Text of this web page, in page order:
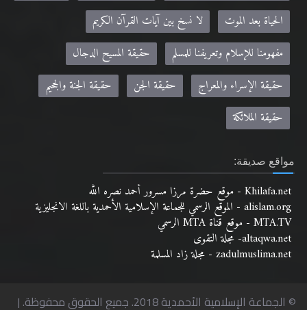
الحياة بعد الموت
لا نسخ بين آيات القرآن الكريم
مفهومنا للإسلام وتعريفنا للمسلم
حقيقة المسيح الدجال
حقيقة الإسراء والمعراج
حقيقة الجن
حقيقة الجنة والجحيم
حقيقة الملائكة
مواقع صديقة:
Khilafa.net - موقع حضرة مرزا مسرور أحمد نصره الله
alislam.org - الموقع الرسمي للجماعة الإسلامية الأحمدية باللغة الانجليزية
MTA.TV - موقع قناة MTA الرسمي
altaqwa.net- مجلة التقوى
zadulmuslima.net - مجلة زاد المسلمة
© الجماعة الإسلامية الأحمدية 2018. جميع الحقوق محفوظة. |